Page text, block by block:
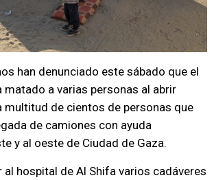
han denunciado este sábado que el
matado a varias personas al abrir
multitud de cientos de personas que
de camiones con ayuda
y al oeste de Ciudad de Gaza.
al hospital de Al Shifa varios cadáveres